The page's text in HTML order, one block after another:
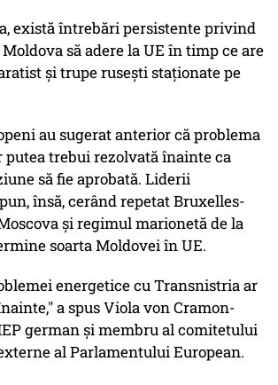
există întrebări persistente privind
să adere la UE în timp ce are
și trupe rusești staționate pe
au sugerat anterior că problema
trebui rezolvată înainte ca
să fie aprobată. Liderii
însă, cerând repetat Bruxelles-
și regimul marionetă de la
soarta Moldovei în UE.
energetice cu Transnistria ar
a spus Viola von Cramon-
german și membru al comitetului
al Parlamentului European.